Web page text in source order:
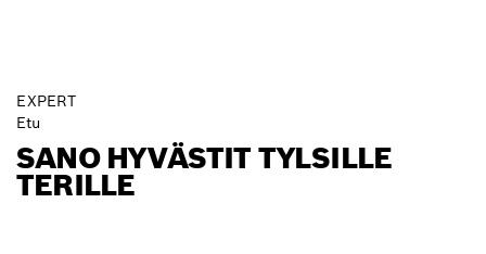
EXPERT
Etu
SANO HYVÄSTIT TYLSILLE
TERILLE